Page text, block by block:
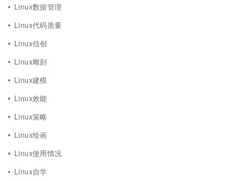
Linux数据管理
Linux代码质量
Linux信创
Linux雕刻
Linux建模
Linux效能
Linux策略
Linux绘画
Linux使用情况
Linux自学